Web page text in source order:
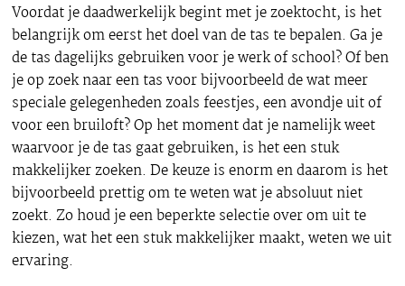
Voordat je daadwerkelijk begint met je zoektocht, is het
belangrijk om eerst het doel van de tas te bepalen. Ga je
de tas dagelijks gebruiken voor je werk of school? Of ben
je op zoek naar een tas voor bijvoorbeeld de wat meer
speciale gelegenheden zoals feestjes, een avondje uit of
voor een bruiloft? Op het moment dat je namelijk weet
waarvoor je de tas gaat gebruiken, is het een stuk
makkelijker zoeken. De keuze is enorm en daarom is het
bijvoorbeeld prettig om te weten wat je absoluut niet
zoekt. Zo houd je een beperkte selectie over om uit te
kiezen, wat het een stuk makkelijker maakt, weten we uit
ervaring.